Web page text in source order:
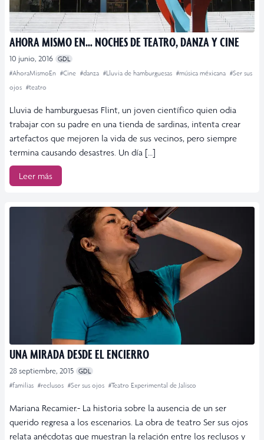
AHORA MISMO EN… NOCHES DE TEATRO, DANZA Y CINE
10 junio, 2016 GDL
#AhoraMismoEn #Cine #danza #Lluvia de hamburguesas #música méxicana #Ser sus
ojos #teatro
Lluvia de hamburguesas Flint, un joven científico quien odia
trabajar con su padre en una tienda de sardinas, intenta crear
artefactos que mejoren la vida de sus vecinos, pero siempre
termina causando desastres. Un día […]
Leer más
UNA MIRADA DESDE EL ENCIERRO
28 septiembre, 2015 GDL
#familias #reclusos #Ser sus ojos #Teatro Experimental de Jalisco
Mariana Recamier.- La historia sobre la ausencia de un ser
querido regresa a los escenarios. La obra de teatro Ser sus ojos
relata anécdotas que muestran la relación entre los reclusos y